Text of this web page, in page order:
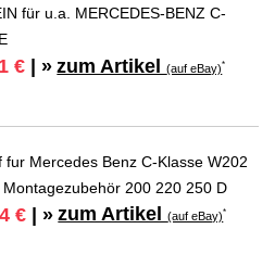
für u.a. MERCEDES-BENZ C-
€ | » zum Artikel(auf eBay)*
fur Mercedes Benz C-Klasse W202
Montagezubehör 200 220 250 D
€ | » zum Artikel(auf eBay)*